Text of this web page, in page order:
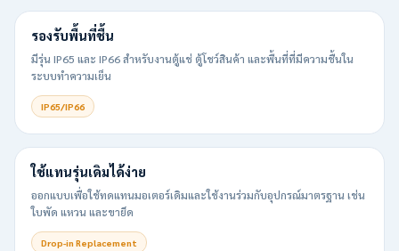
รองรับพื้นที่ชื้น
มีรุ่น IP65 และ IP66 สำหรับงานตู้แช่ ตู้โชว์สินค้า และพื้นที่ที่มีความชื้นใน
ระบบทำความเย็น
IP65/IP66
ใช้แทนรุ่นเดิมได้ง่าย
ออกแบบเพื่อใช้ทดแทนมอเตอร์เดิมและใช้งานร่วมกับอุปกรณ์มาตรฐาน เช่น
ใบพัด แหวน และขายึด
Drop-in Replacement